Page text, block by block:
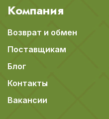
Компания
Возврат и обмен
Поставщикам
Блог
Контакты
Вакансии